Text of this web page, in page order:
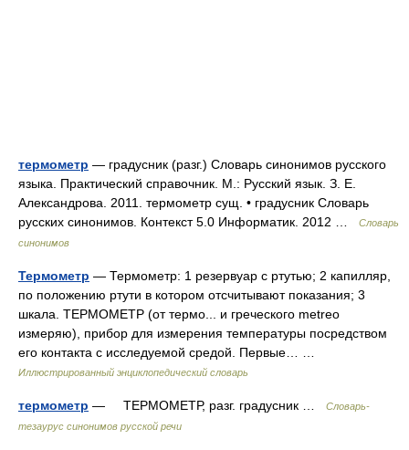
термометр — градусник (разг.) Словарь синонимов русского
языка. Практический справочник. М.: Русский язык. З. Е.
Александрова. 2011. термометр сущ. • градусник Словарь
русских синонимов. Контекст 5.0 Информатик. 2012 …
Словарь
синонимов
Термометр — Термометр: 1 резервуар с ртутью; 2 капилляр,
по положению ртути в котором отсчитывают показания; 3
шкала. ТЕРМОМЕТР (от термо... и греческого metreo
измеряю), прибор для измерения температуры посредством
его контакта с исследуемой средой. Первые… …
Иллюстрированный энциклопедический словарь
термометр — ТЕРМОМЕТР, разг. градусник …
Словарь-
тезаурус синонимов русской речи